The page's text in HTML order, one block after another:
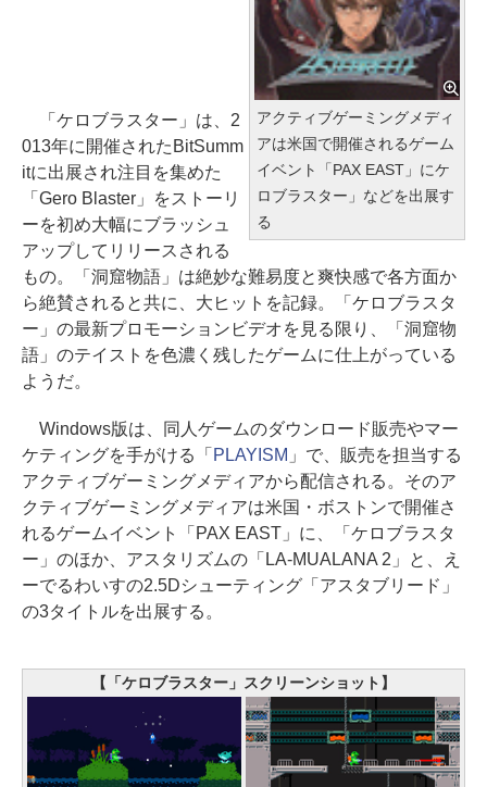
アクティブゲーミングメディ
アは米国で開催されるゲーム
イベント「PAX EAST」にケ
ロブラスター」などを出展す
る
「ケロブラスター」は、2
013年に開催されたBitSumm
itに出展され注目を集めた
「Gero Blaster」をストーリ
ーを初め大幅にブラッシュ
アップしてリリースされる
もの。「洞窟物語」は絶妙な難易度と爽快感で各方面か
ら絶賛されると共に、大ヒットを記録。「ケロブラスタ
ー」の最新プロモーションビデオを見る限り、「洞窟物
語」のテイストを色濃く残したゲームに仕上がっている
ようだ。
Windows版は、同人ゲームのダウンロード販売やマー
ケティングを手がける「 PLAYISM 」で、販売を担当する
アクティブゲーミングメディアから配信される。そのア
クティブゲーミングメディアは米国・ボストンで開催さ
れるゲームイベント「PAX EAST」に、「ケロブラスタ
ー」のほか、アスタリズムの「LA-MUALANA 2」と、え
ーでるわいすの2.5Dシューティング「アスタブリード」
の3タイトルを出展する。
【「ケロブラスター」スクリーンショット】